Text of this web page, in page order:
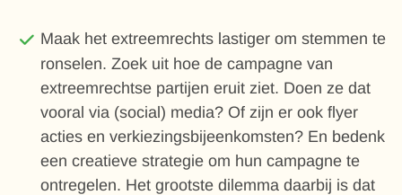
Maak het extreemrechts lastiger om stemmen te
ronselen. Zoek uit hoe de campagne van
extreemrechtse partijen eruit ziet. Doen ze dat
vooral via (social) media? Of zijn er ook flyer
acties en verkiezingsbijeenkomsten? En bedenk
een creatieve strategie om hun campagne te
ontregelen. Het grootste dilemma daarbij is dat